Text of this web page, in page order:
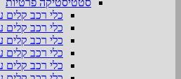
כלי רכב קלים עד 3.5 טון
כלי רכב קלים עד 3.5 טון
כלי רכב קלים עד 3.5 טון
כלי רכב קלים עד 3.5 טון
כלי רכב קלים עד 3.5 טון